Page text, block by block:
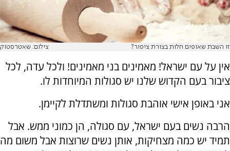
זו השבת שאופים חלות בצורת ציפור? צילום: שאטרסטוק
אין על עם ישראל! מאמינים בני מאמינים! ולכל עדה, לכל
ציבור בעם הקדוש שלנו יש סגולות המיוחדות לו.
אני באופן אישי אוהבת סגולות ומשתדלת לקיימן.
הרבה נשים בעם ישראל, עם סגולה, הן כמוני ממש. אבל
תמיד יש כמה מצחיקות, אותן נשים שרוצות אבל משום מה